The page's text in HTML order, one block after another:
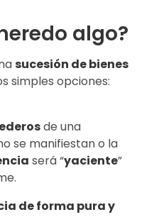
algo?
sucesión de bienes
simples opciones:
de una
se manifiestan o la
será “yaciente”
de forma pura y